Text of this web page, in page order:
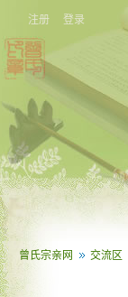
注册 登录
曾氏宗亲网 交流区